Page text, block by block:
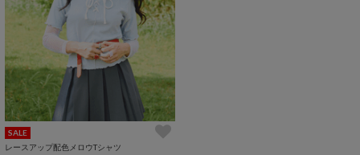
SALE
レースアップ配色メロウTシャツ